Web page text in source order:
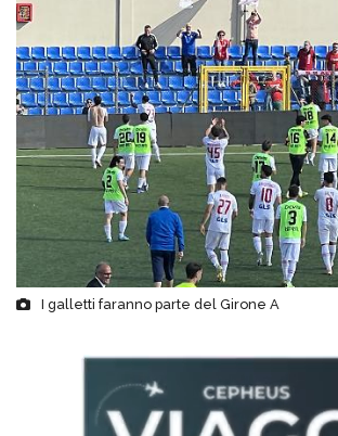
I galletti faranno parte del Girone A